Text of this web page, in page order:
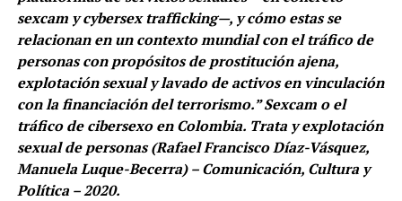
sexcam y cybersex trafficking—, y cómo estas se
relacionan en un contexto mundial con el tráfico de
personas con propósitos de prostitución ajena,
explotación sexual y lavado de activos en vinculación
con la financiación del terrorismo.” Sexcam o el
tráfico de cibersexo en Colombia. Trata y explotación
sexual de personas (Rafael Francisco Díaz-Vásquez,
Manuela Luque-Becerra) – Comunicación, Cultura y
Política – 2020.